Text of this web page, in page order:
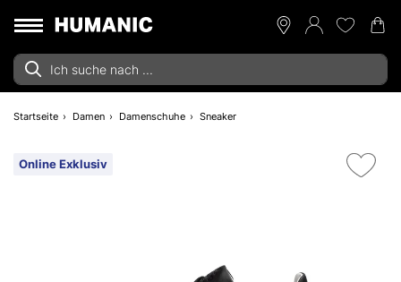
Startseite Damen Damenschuhe Sneaker
Online Exklusiv